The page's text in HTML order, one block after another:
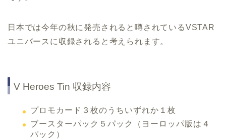
日本では今年の秋に発売されると噂されているVSTAR
ユニバースに収録されると考えられます。
V Heroes Tin 収録内容
プロモカード３枚のうちいずれか１枚
ブースターパック５パック（ヨーロッパ版は４
パック）